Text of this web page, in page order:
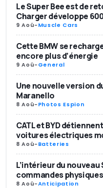
Le Super Bee est de
Charger développe
9 Aoû-Muscle Cars
Cette BMW se
encore plus d’énergie
9 Aoû-General
Une nouvelle version
Maranello
8 Aoû-Photos Espion
CATL et BYD
voitures électriques
8 Aoû-Batteries
L’intérieur du nouveau
commandes physiques
8 Aoû-Anticipation